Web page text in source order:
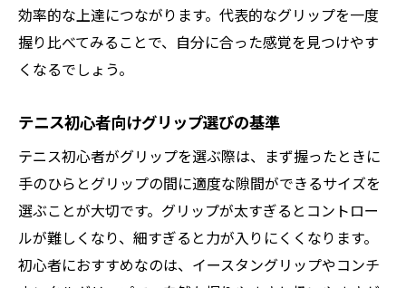
効率的な上達につながります。代表的なグリップを一度
握り比べてみることで、自分に合った感覚を見つけやす
くなるでしょう。
テニス初心者向けグリップ選びの基準
テニス初心者がグリップを選ぶ際は、まず握ったときに
手のひらとグリップの間に適度な隙間ができるサイズを
選ぶことが大切です。グリップが太すぎるとコントロー
ルが難しくなり、細すぎると力が入りにくくなります。
初心者におすすめなのは、イースタングリップやコンチ